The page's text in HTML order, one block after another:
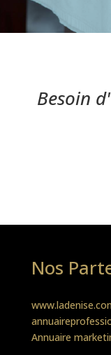
Besoin
Nos
Annuaire